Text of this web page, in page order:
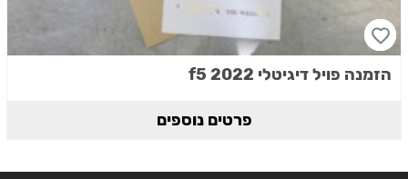
הזמנה פויל דיגיטלי 2022 f5
פרטים נוספים